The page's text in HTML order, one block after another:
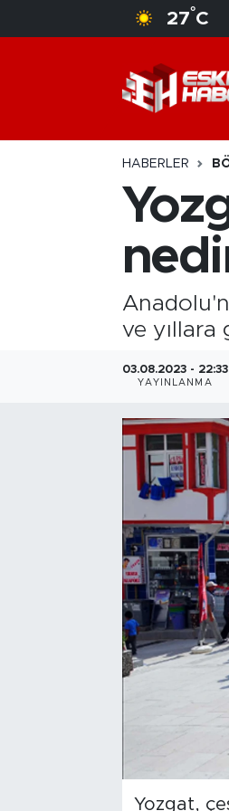
27°C
HABERLER
ve yıllara
03.08.2023 - 22:33
YAYINLANMA
Yozgat,
Nöbetçi Eczaneler
Hava Durumu
Trafik Durumu
Süper Lig Puan
Tüm Manşetler
Son Dakika Haberleri